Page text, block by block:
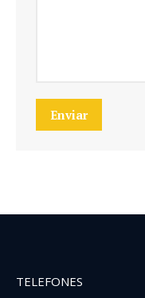
Enviar
TELEFONES